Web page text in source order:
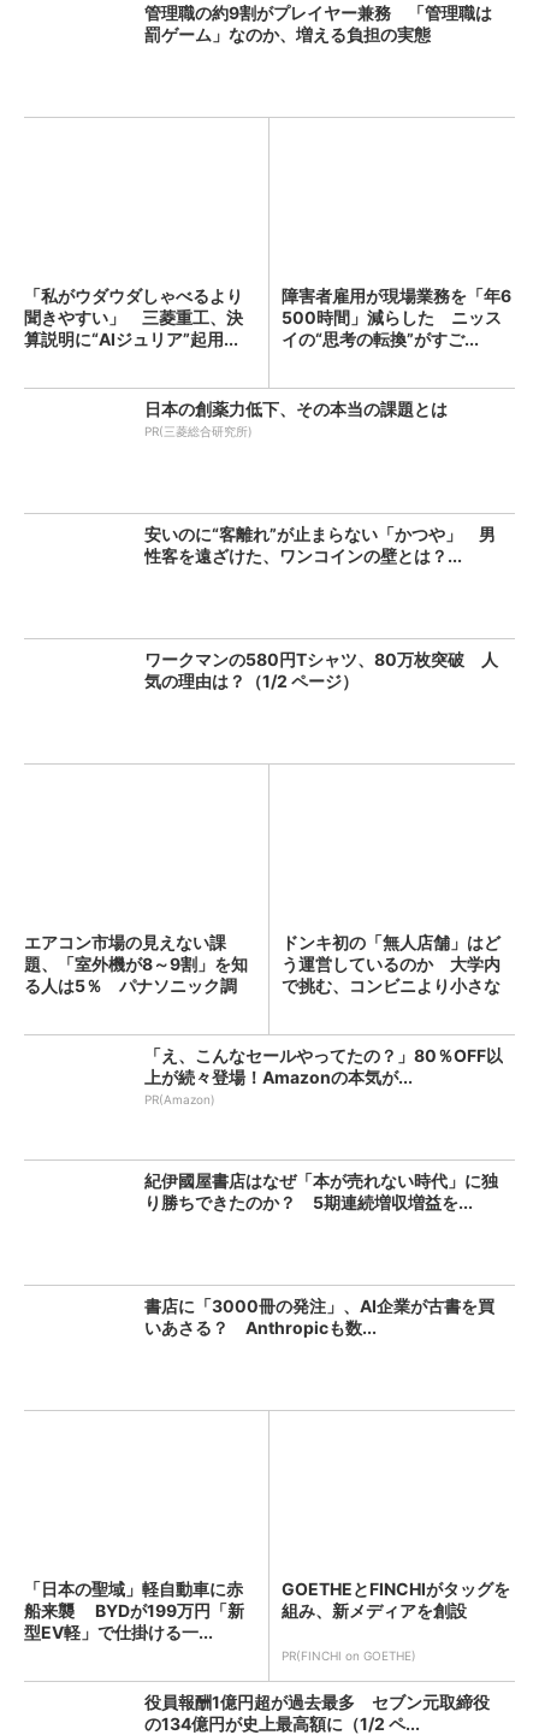
管理職の約9割がプレイヤー兼務 「管理職は
罰ゲーム」なのか、増える負担の実態
「私がウダウダしゃべるより
聞きやすい」 三菱重工、決
算説明に“AIジュリア”起用...
障害者雇用が現場業務を「年6
500時間」減らした ニッス
イの“思考の転換”がすご...
日本の創薬力低下、その本当の課題とは
PR(三菱総合研究所)
安いのに“客離れ”が止まらない「かつや」 男
性客を遠ざけた、ワンコインの壁とは？...
ワークマンの580円Tシャツ、80万枚突破 人
気の理由は？（1/2 ページ）
エアコン市場の見えない課
題、「室外機が8～9割」を知
る人は5％ パナソニック調
ドンキ初の「無人店舗」はど
う運営しているのか 大学内
で挑む、コンビニより小さな
「え、こんなセールやってたの？」80％OFF以
上が続々登場！Amazonの本気が...
PR(Amazon)
紀伊國屋書店はなぜ「本が売れない時代」に独
り勝ちできたのか？ 5期連続増収増益を...
書店に「3000冊の発注」、AI企業が古書を買
いあさる？ Anthropicも数...
「日本の聖域」軽自動車に赤
船来襲 BYDが199万円「新
型EV軽」で仕掛ける一...
GOETHEとFINCHIがタッグを
組み、新メディアを創設
PR(FINCHI on GOETHE)
役員報酬1億円超が過去最多 セブン元取締役
の134億円が史上最高額に（1/2 ペ...